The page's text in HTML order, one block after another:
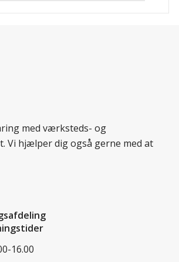
med værksteds- og
Vi hjælper dig også gerne med at
16.00